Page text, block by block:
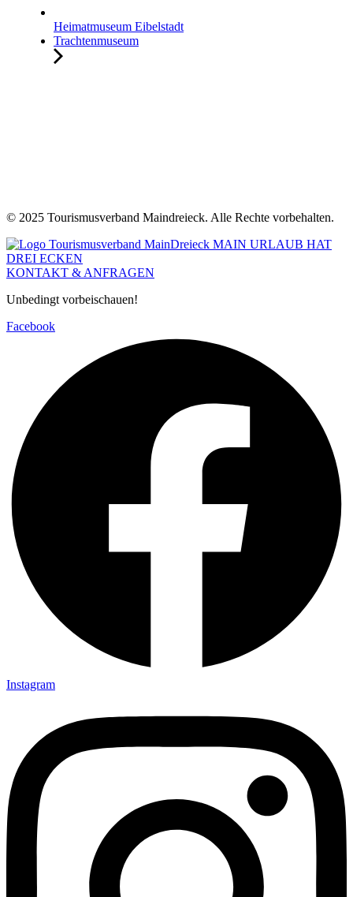
Heimatmuseum Eibelstadt
Trachtenmuseum
© 2025 Tourismusverband Maindreieck. Alle Rechte vorbehalten.
KONTAKT & ANFRAGEN
Unbedingt vorbeischauen!
Facebook
Instagram